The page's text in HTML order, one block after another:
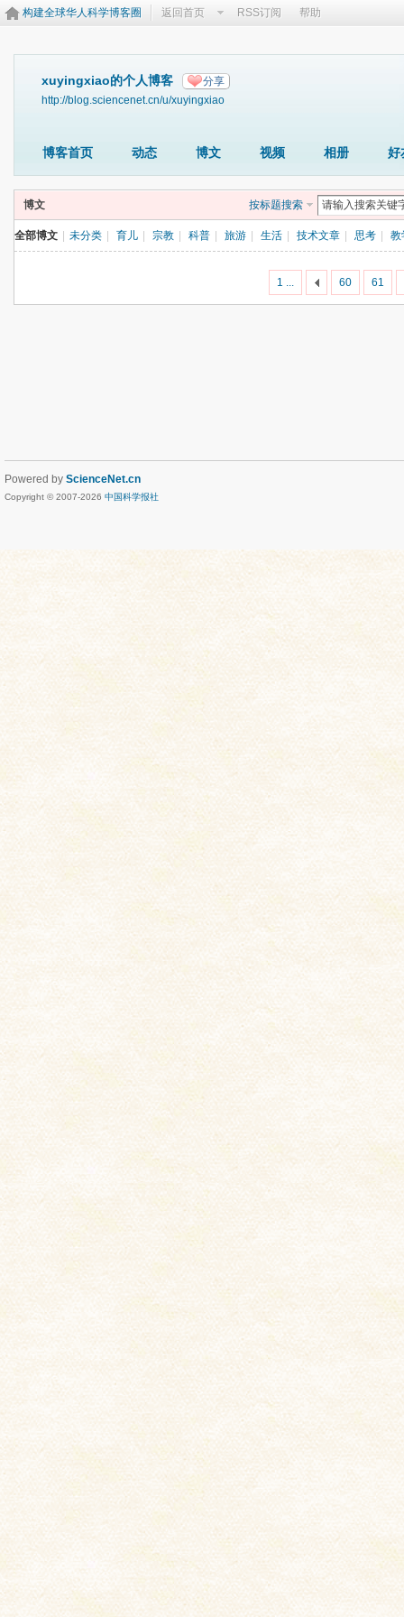
构建全球华人科学博客圈 返回首页 RSS订阅 帮助
xuyingxiao的个人博客 分享
http://blog.sciencenet.cn/u/xuyingxiao
博客首页 动态 博文 视频 相册 好
博文 按标题搜索
全部博文 未分类 育儿 宗教 科普 旅游 生活 技术文章 思考 教
1 ... 60 61
Powered by ScienceNet.cn
Copyright © 2007-2026 中国科学报社